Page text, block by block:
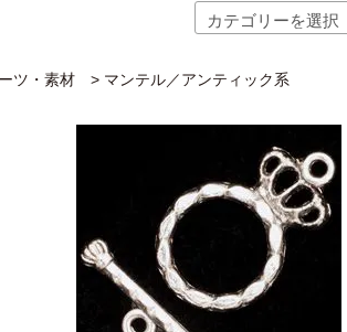
ツ・素材 > マンテル／アンティック系